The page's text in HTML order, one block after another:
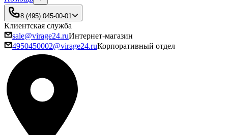
8 (495) 045-00-01
Клиентская служба
sale@virage24.ruИнтернет-магазин
4950450002@virage24.ruКорпоративный отдел